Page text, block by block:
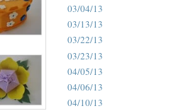
03/04/13
03/13/13
03/22/13
03/23/13
04/05/13
04/06/13
04/10/13